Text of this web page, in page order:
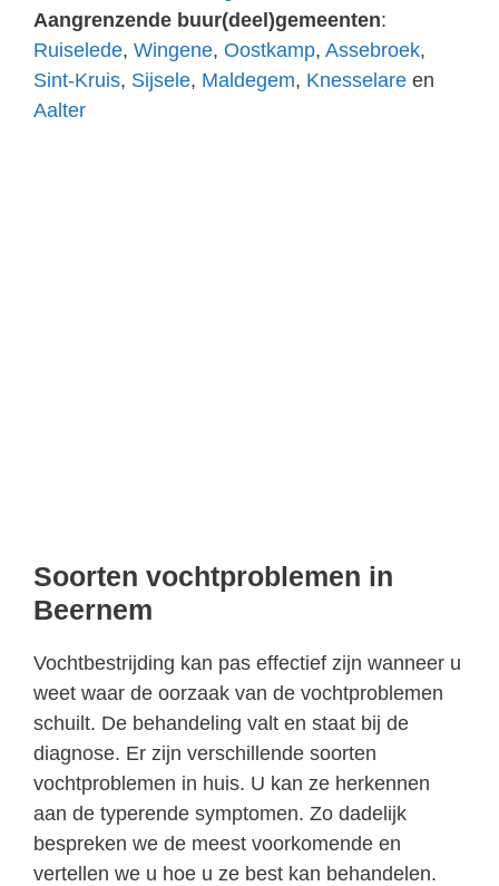
Aangrenzende buur(deel)gemeenten:
Ruiselede, Wingene, Oostkamp, Assebroek,
Sint-Kruis, Sijsele, Maldegem, Knesselare en
Aalter
Soorten vochtproblemen in
Beernem
Vochtbestrijding kan pas effectief zijn wanneer u
weet waar de oorzaak van de vochtproblemen
schuilt. De behandeling valt en staat bij de
diagnose. Er zijn verschillende soorten
vochtproblemen in huis. U kan ze herkennen
aan de typerende symptomen. Zo dadelijk
bespreken we de meest voorkomende en
vertellen we u hoe u ze best kan behandelen.